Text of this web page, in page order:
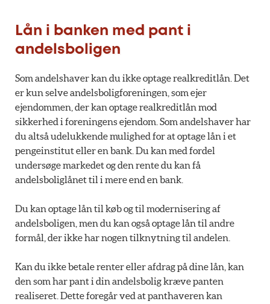
Lån i banken med pant i
andelsboligen
Som andelshaver kan du ikke optage realkreditlån. Det
er kun selve andelsboligforeningen, som ejer
ejendommen, der kan optage realkreditlån mod
sikkerhed i foreningens ejendom. Som andelshaver har
du altså udelukkende mulighed for at optage lån i et
pengeinstitut eller en bank. Du kan med fordel
undersøge markedet og den rente du kan få
andelsboliglånet til i mere end en bank.
Du kan optage lån til køb og til modernisering af
andelsboligen, men du kan også optage lån til andre
formål, der ikke har nogen tilknytning til andelen.
Kan du ikke betale renter eller afdrag på dine lån, kan
den som har pant i din andelsbolig kræve panten
realiseret. Dette foregår ved at panthaveren kan